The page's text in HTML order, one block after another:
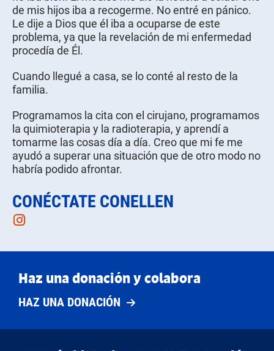
de mis hijos iba a recogerme. No entré en pánico.
Le dije a Dios que él iba a ocuparse de este
problema, ya que la revelación de mi enfermedad
procedía de Él.
Cuando llegué a casa, se lo conté al resto de la
familia.
Programamos la cita con el cirujano, programamos
la quimioterapia y la radioterapia, y aprendí a
tomarme las cosas día a día. Creo que mi fe me
ayudó a superar una situación que de otro modo no
habría podido afrontar.
CONÉCTATE CONELLEN
Instagram
Haz una donación y colabora
HAZ UNA DONACIÓN